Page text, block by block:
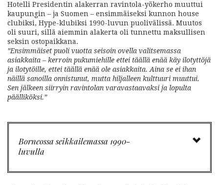
Hotelli Presidentin alakerran ravintola-yökerho muuttui
kaupungin – ja Suomen – ensimmäiseksi kunnon house
clubiksi, Hype-klubiksi 1990-luvun puolivälissä. Muutos
oli suuri, sillä aiemmin alakerta oli tunnettu maksullisen
seksin ostopaikkana.
”Ensimmäiset puoli vuotta seisoin ovella valitsemassa
asiakkaita – kerroin pukumiehille ettei täällä enää käy ilotyttöjä
ja ilotytöille, ettei täällä enää ole asiakkaita. Aina se ei ihan
näillä sanoilla onnistunut, mutta hiljalleen kulttuuri muuttui.
Sen jälkeen siirryin ravintolan varavastaavaksi ja lopulta
päälliköksi.”
Borneossa seikkailemassa 1990-
luvulla